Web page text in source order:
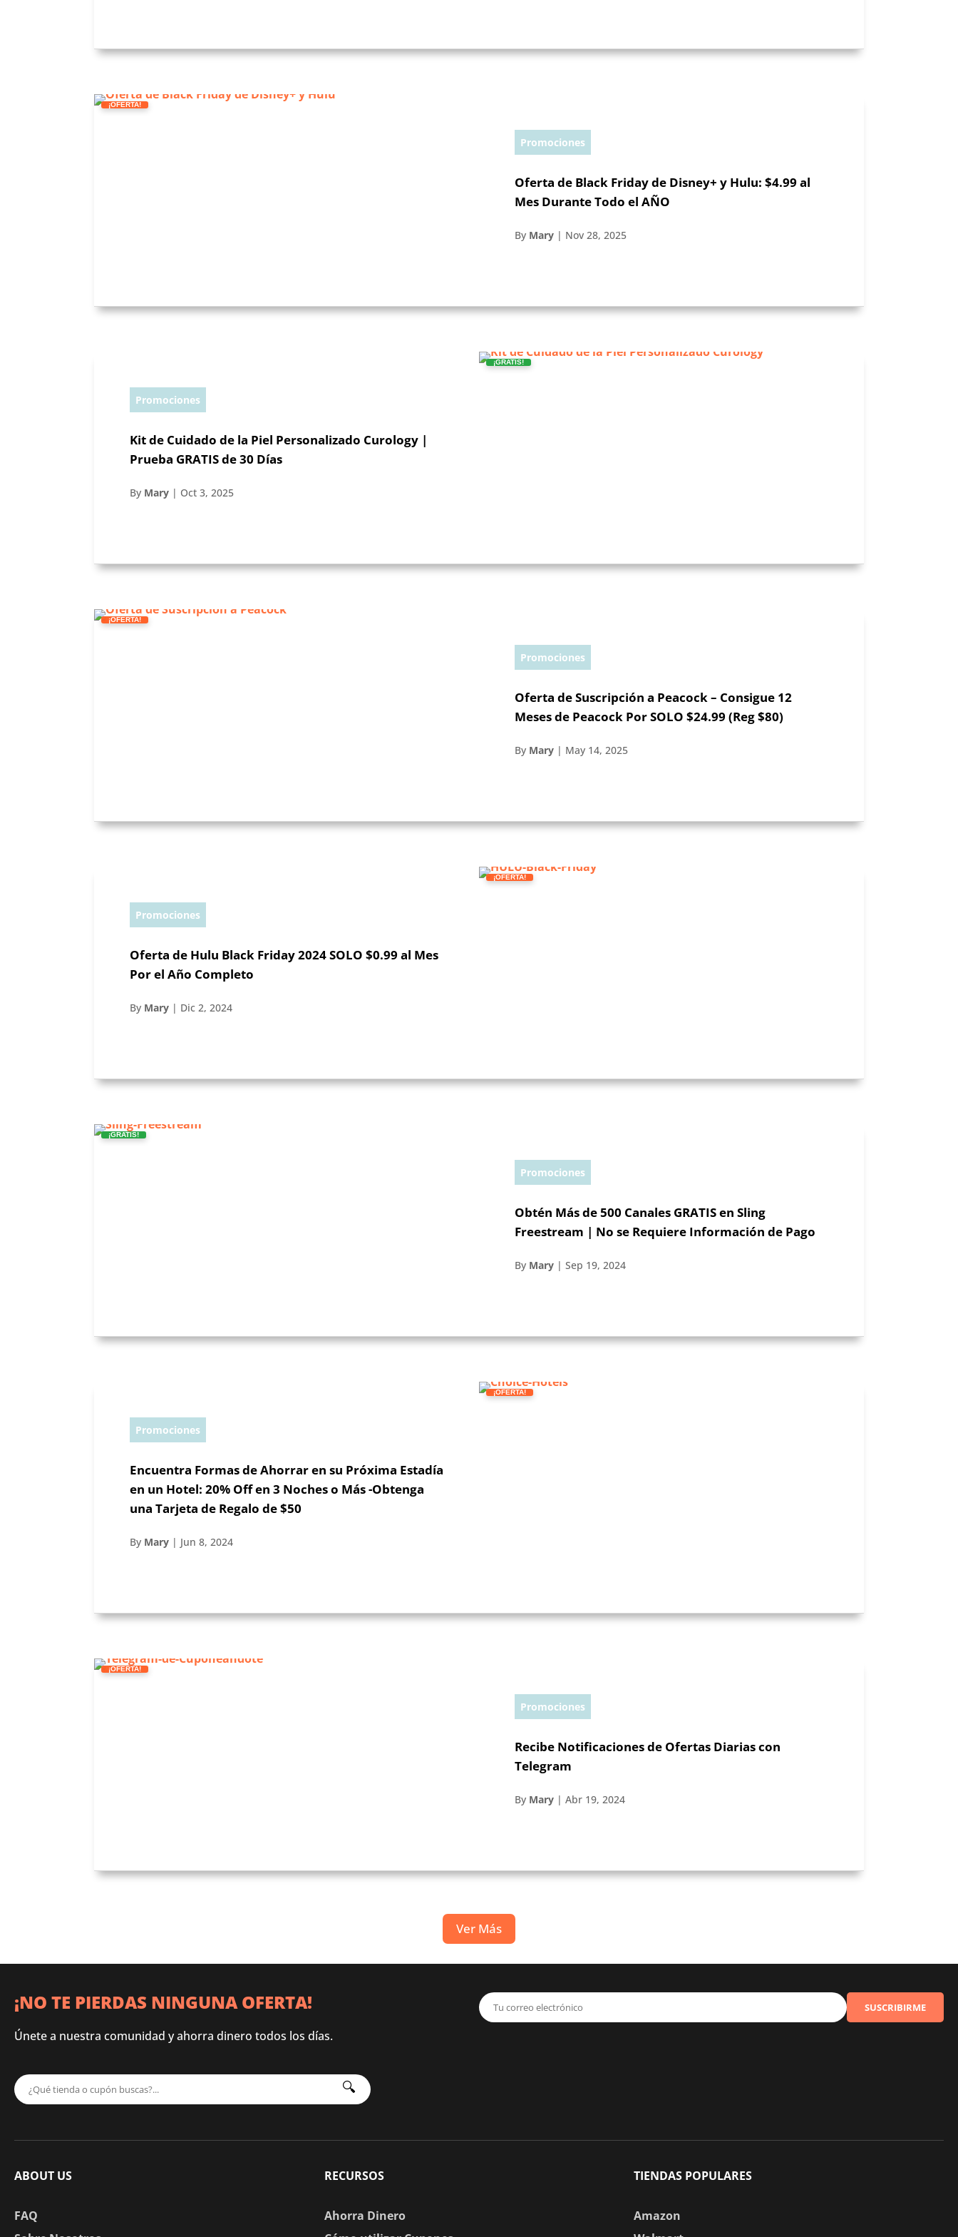
Promociones
Oferta de Black Friday de Disney+ y Hulu: $4.99 al
Mes Durante Todo el AÑO
By Mary | Nov 28, 2025
¡OFERTA!
Promociones
Kit de Cuidado de la Piel Personalizado Curology |
Prueba GRATIS de 30 Días
By Mary | Oct 3, 2025
¡GRATIS!
Promociones
Oferta de Suscripción a Peacock – Consigue 12
Meses de Peacock Por SOLO $24.99 (Reg $80)
By Mary | May 14, 2025
¡OFERTA!
Promociones
Oferta de Hulu Black Friday 2024 SOLO $0.99 al Mes
Por el Año Completo
By Mary | Dic 2, 2024
¡OFERTA!
Promociones
Obtén Más de 500 Canales GRATIS en Sling
Freestream | No se Requiere Información de Pago
By Mary | Sep 19, 2024
¡GRATIS!
Promociones
Encuentra Formas de Ahorrar en su Próxima Estadía
en un Hotel: 20% Off en 3 Noches o Más -Obtenga
una Tarjeta de Regalo de $50
By Mary | Jun 8, 2024
¡OFERTA!
Promociones
Recibe Notificaciones de Ofertas Diarias con
Telegram
By Mary | Abr 19, 2024
¡OFERTA!
Ver Más
¡NO TE PIERDAS NINGUNA OFERTA!
Únete a nuestra comunidad y ahorra dinero todos los días.
SUSCRIBIRME
🔍
ABOUT US
FAQ
RECURSOS
Ahorra Dinero
TIENDAS POPULARES
Amazon